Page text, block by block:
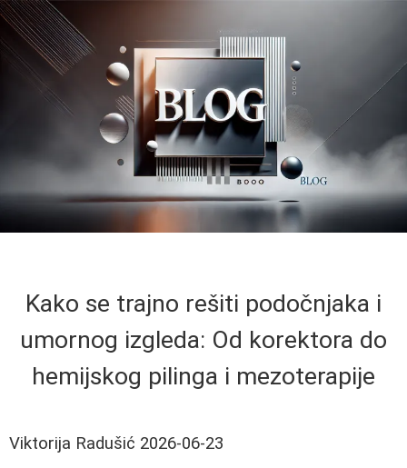
Kako se trajno rešiti podočnjaka i
umornog izgleda: Od korektora do
hemijskog pilinga i mezoterapije
Viktorija Radušić 2026-06-23